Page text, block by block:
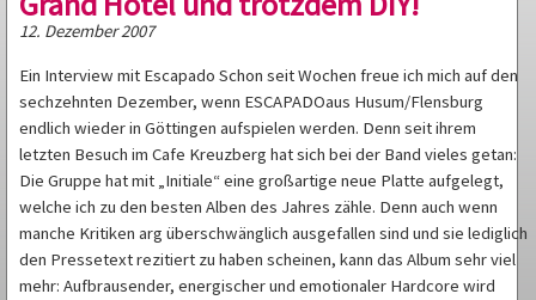
12. Dezember 2007
Ein Interview mit Escapado Schon seit Wochen freue ich mich auf den
sechzehnten Dezember, wenn ESCAPADOaus Husum/Flensburg
endlich wieder in Göttingen aufspielen werden. Denn seit ihrem
letzten Besuch im Cafe Kreuzberg hat sich bei der Band vieles getan:
Die Gruppe hat mit „Initiale“ eine großartige neue Platte aufgelegt,
welche ich zu den besten Alben des Jahres zähle. Denn auch wenn
manche Kritiken arg überschwänglich ausgefallen sind und sie lediglich
den Pressetext rezitiert zu haben scheinen, kann das Album sehr viel
mehr: Aufbrausender, energischer und emotionaler Hardcore wird